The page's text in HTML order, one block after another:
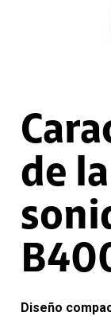
de
Diseño